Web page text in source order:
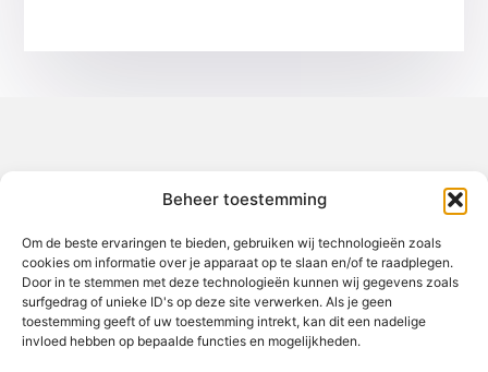
Beheer toestemming
Om de beste ervaringen te bieden, gebruiken wij technologieën zoals
cookies om informatie over je apparaat op te slaan en/of te raadplegen.
Door in te stemmen met deze technologieën kunnen wij gegevens zoals
surfgedrag of unieke ID's op deze site verwerken. Als je geen
toestemming geeft of uw toestemming intrekt, kan dit een nadelige
invloed hebben op bepaalde functies en mogelijkheden.
Jouw gids voor inspiratie en tips uit het dagelijks leven.
Ontdek een brede verzameling blogs en artikelen die je helpen
om het meeste uit elke dag te halen, met praktische adviezen
en verrassende inzichten.
Bericht categorie